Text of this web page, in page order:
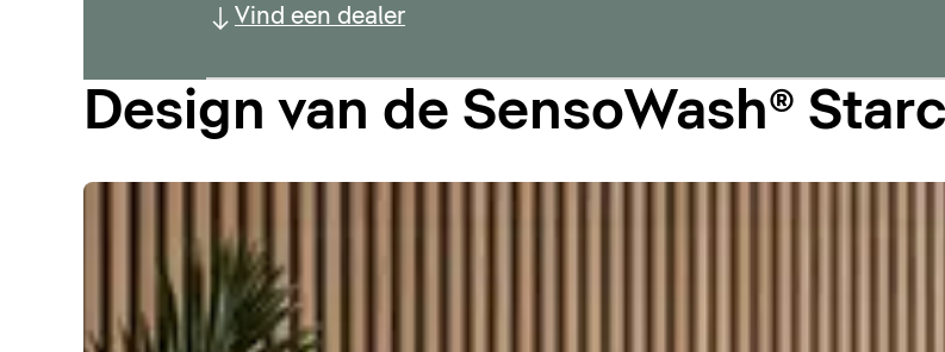
Vind een dealer
Design van de SensoWash®